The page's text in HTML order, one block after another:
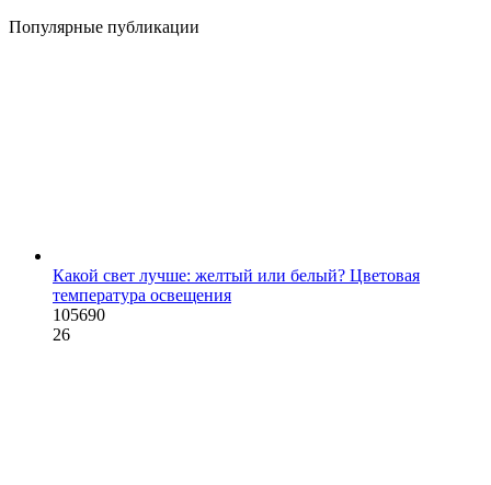
Популярные публикации
Какой свет лучше: желтый или белый? Цветовая
температура освещения
105690
26